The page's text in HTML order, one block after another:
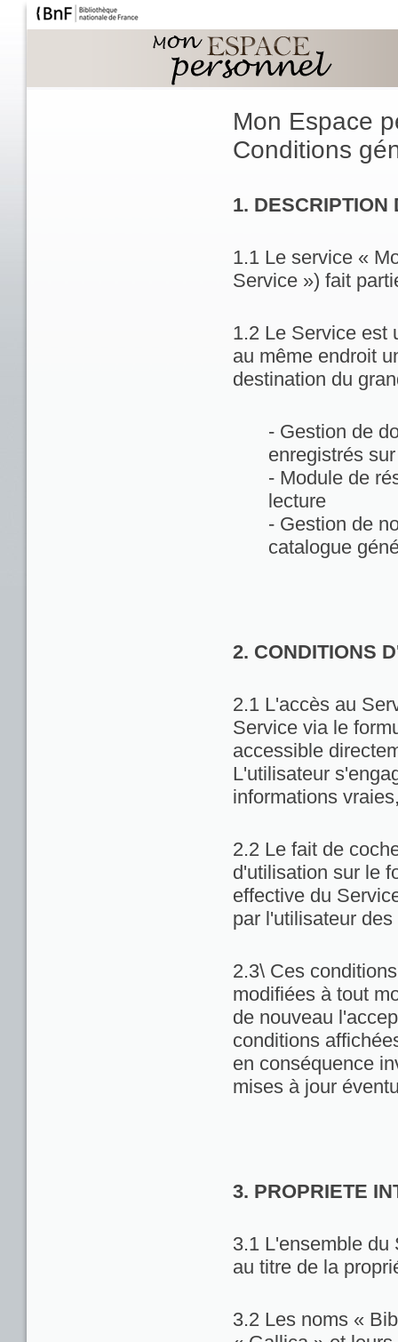
Mon Espace
Conditions
1. DESCRIPTION
1.1 Le service «
Service ») fait
1.2 Le Service est
au même endroit
destination du
- Gestion de
enregistrés
- Module de
lecture
- Gestion de
catalogue
2. CONDITIONS
2.1 L'accès au
Service via le
accessible
L'utilisateur
informations
2.2 Le fait de
d'utilisation sur le
effective du
par l'utilisateur
2.3\ Ces
modifiées à tout
de nouveau
conditions
en conséquence
mises à jour
3. PROPRIETE
3.1 L'ensemble du
au titre de la
3.2 Les noms «